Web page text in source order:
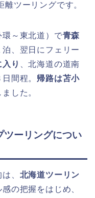
離ツーリングです。
～東北道）で青森
、翌日にフェリー
り
、北海道の道南
間程。 帰路は苫小
した。
ツーリングについ
、 北海道ツーリン
の把握をはじめ、